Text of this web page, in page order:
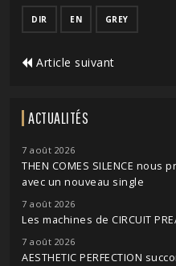
DIR EN GREY
Article suivant
ACTUALITÉS
7 août 2026
THEN COMES SILENCE
avec un nouveau single
7 août 2026
Les machines de CIRCUIT
7 août 2026
AESTHETIC PERFECTION